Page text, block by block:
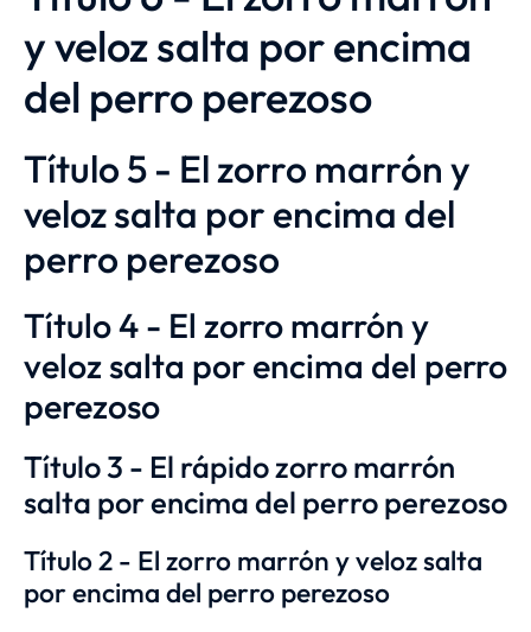
y veloz salta por encima
del perro perezoso
Título 5 - El zorro marrón y
veloz salta por encima del
perro perezoso
Título 4 - El zorro marrón y
veloz salta por encima del perro
perezoso
Título 3 - El rápido zorro marrón
salta por encima del perro perezoso
Título 2 - El zorro marrón y veloz salta
por encima del perro perezoso